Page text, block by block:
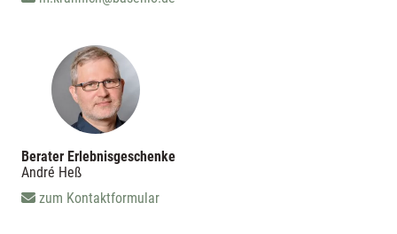
Berater Erlebnisgeschenke
André Heß
zum Kontaktformular